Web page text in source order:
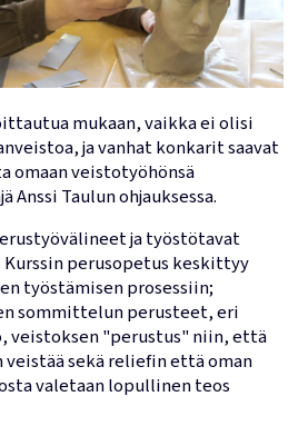
mukaan, vaikka ei olisi
ja vanhat konkarit saavat
omaan veistotyöhönsä
Taulun ohjauksessa.
ja työstötavat
perusopetus keskittyy
työstämisen prosessiin;
sommittelun perusteet, eri
veistoksen "perustus" niin, että
sekä reliefin että oman
valetaan lopullinen teos